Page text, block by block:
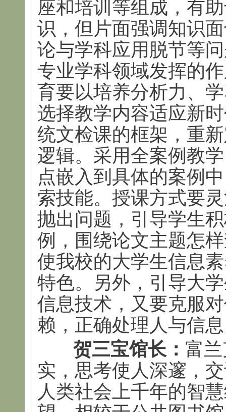
座和培训等组成，有
识，但片面强调知识
论与学科应用脱节等
专业学科领域发挥的
育要以培养分析力、
选择教学内容适应新
统文检课的框架，重
逻辑。采用全案例教
点嵌入到具体的案例
索技能。授课方式要
抛出问题，引导学生
例，围绕论文主题怎
使我校的大学生信息
特色。另外，引导大
信息技术，又要克服
赖，正确处理人与信
贺三宝馆长： 富
实，思考使人深邃，
人类社会上千年的智